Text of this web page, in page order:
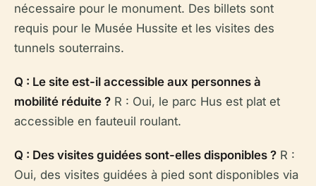
nécessaire pour le monument. Des billets sont
requis pour le Musée Hussite et les visites des
tunnels souterrains.
Q : Le site est-il accessible aux personnes à
mobilité réduite ? R : Oui, le parc Hus est plat et
accessible en fauteuil roulant.
Q : Des visites guidées sont-elles disponibles ? R :
Oui, des visites guidées à pied sont disponibles via